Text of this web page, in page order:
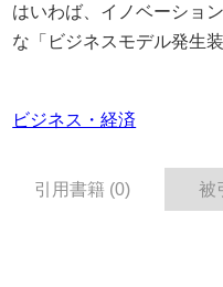
はいわば、イノベーショ
な「ビジネスモデル発生装
ビジネス・経済
引用書籍 (0) 被